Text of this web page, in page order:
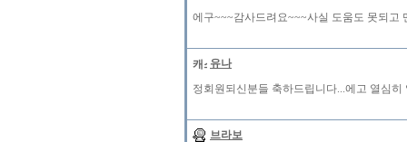
에구~~~감사드려요~~~사실 도움도 못되고
유나
정회원되신분들 축하드립니다...에고 열심
브라보